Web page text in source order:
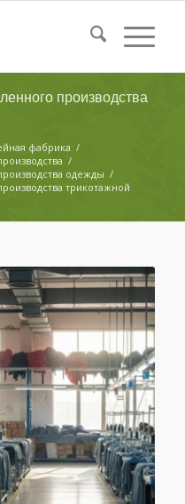
производства
фабрика /
/
одежды /
трикотажной